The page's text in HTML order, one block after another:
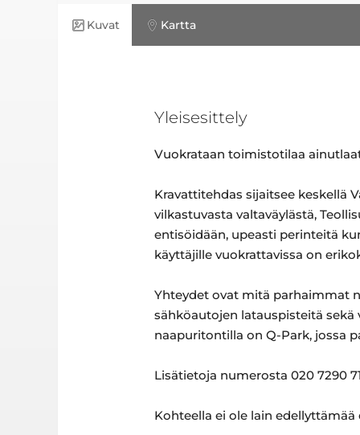
Kuvat Kartta
Yleisesittely
Vuokrataan toimistotilaa
Kravattitehdas sijaitsee keskellä
vilkastuvasta valtaväylästä,
entisöidään, upeasti perinteitä
käyttäjille vuokrattavissa on
Yhteydet ovat mitä parhaimmat
sähköautojen latauspisteitä sekä
naapuritontilla on Q-Park, jossa
Lisätietoja numerosta 020 7290
Kohteella ei ole lain